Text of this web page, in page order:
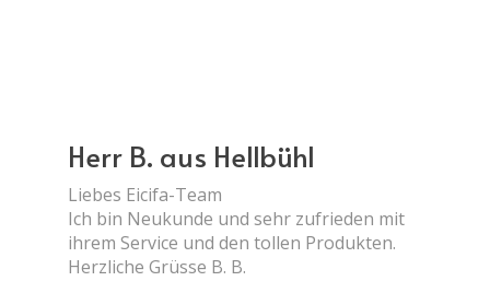
Herr B. aus Hellbühl
Liebes Eicifa-Team
Ich bin Neukunde und sehr zufrieden mit
ihrem Service und den tollen Produkten.
Herzliche Grüsse B. B.